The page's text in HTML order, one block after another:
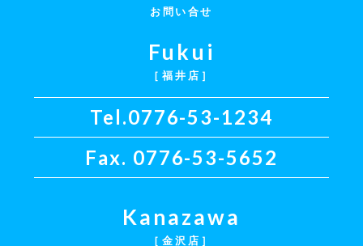
お問い合せ
Fukui
［福井店］
Tel.0776-53-1234
Fax. 0776-53-5652
Kanazawa
［金沢店］